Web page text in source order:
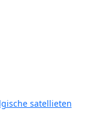
satellieten